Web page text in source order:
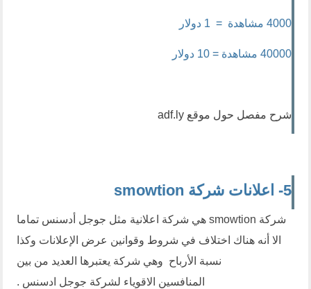
4000 مشاهدة = 1 دولار
40000 مشاهدة = 10 دولار
شرح مفصل حول موقعadf.ly
5- اعلانات شركة smowtion
شركة smowtion هي شركة اعلانية مثل جوجل أدسنس تماما
الا أنه هناك اختلاف في شروط وقوانين عرض الإعلانات وكذا
نسبة الأرباح وهي شركة يعتبرها العديد من بين
المنافسين الاقوياء لشركة جوجل ادسنس .